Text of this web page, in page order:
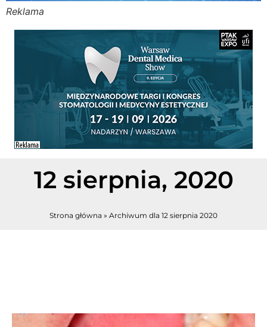
Reklama
12 sierpnia, 2020
Strona główna » Archiwum dla 12 sierpnia 2020